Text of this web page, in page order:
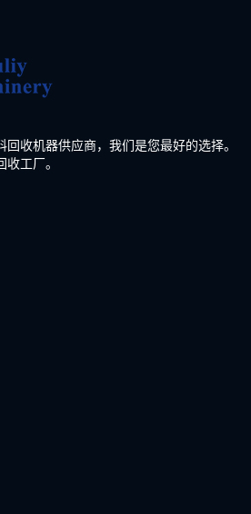
收机器供应商，我们是您最好的选择。
工厂。